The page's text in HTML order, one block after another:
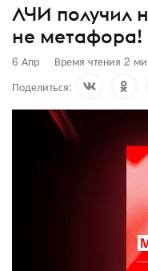
ЛЧИ получил
не метафора!
6 Апр Время чтения 2
Поделиться: